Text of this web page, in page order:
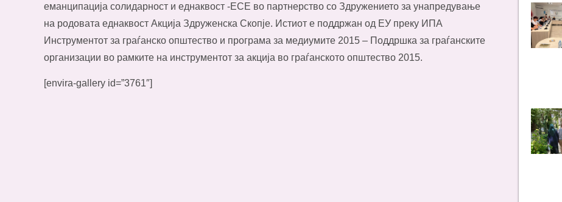
еманципација солидарност и еднаквост -ЕСЕ во партнерство со Здружението за унапредување
на родовата еднаквост Акција Здруженска Скопје. Истиот е поддржан од ЕУ преку ИПА
Инструментот за граѓанско општество и програма за медиумите 2015 – Поддршка за граѓанските
организации во рамките на инструментот за акција во граѓанското општество 2015.
[envira-gallery id=”3761″]